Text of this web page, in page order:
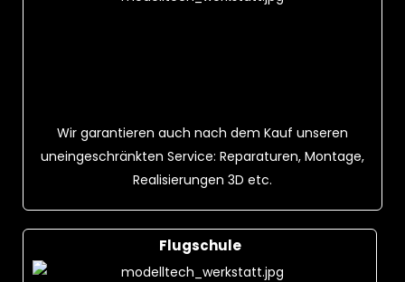
Wir garantieren auch nach dem Kauf unseren
uneingeschränkten Service: Reparaturen, Montage,
Realisierungen 3D etc.
Flugschule